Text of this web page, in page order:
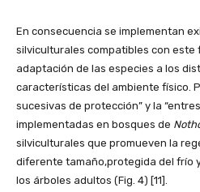
En consecuencia se implementan
silviculturales compatibles con este
adaptación de las especies a los
características del ambiente físico.
sucesivas de protección” y la
implementadas en bosques de
silviculturales que promueven la
diferente tamaño,protegida del frío
los árboles adultos (Fig. 4) [11].